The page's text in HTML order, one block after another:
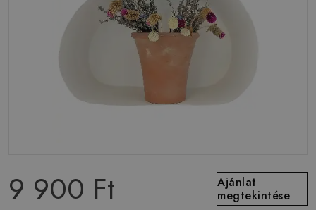
9 900 Ft
Ajánlat
megtekintése